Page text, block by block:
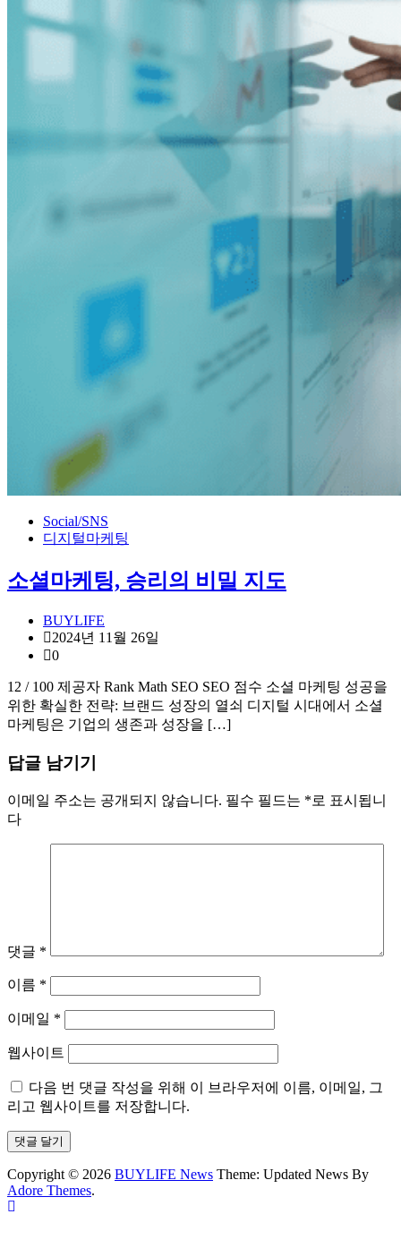
Social/SNS
디지털마케팅
소셜마케팅, 승리의 비밀 지도
BUYLIFE
2024년 11월 26일
0
12 / 100 제공자 Rank Math SEO SEO 점수 소셜 마케팅 성공을
위한 확실한 전략: 브랜드 성장의 열쇠 디지털 시대에서 소셜
마케팅은 기업의 생존과 성장을 […]
답글 남기기
이메일 주소는 공개되지 않습니다. 필수 필드는 *로 표시됩니
다
댓글 *
이름 *
이메일 *
웹사이트
다음 번 댓글 작성을 위해 이 브라우저에 이름, 이메일, 그
리고 웹사이트를 저장합니다.
Copyright © 2026 BUYLIFE News Theme: Updated News By
Adore Themes.